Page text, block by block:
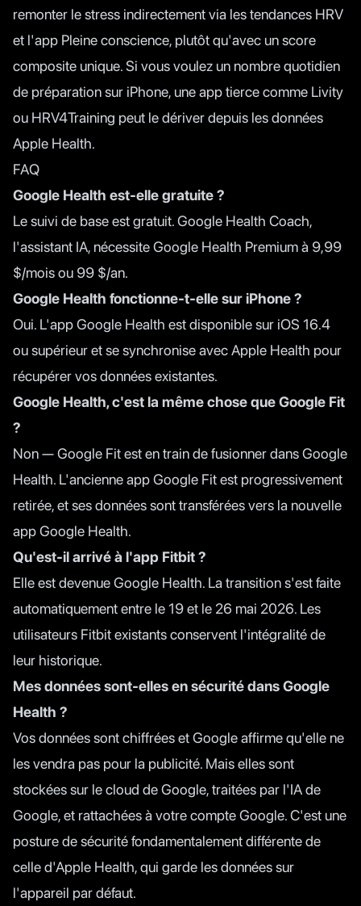
remonter le stress indirectement via les tendances HRV
et l'app Pleine conscience, plutôt qu'avec un score
composite unique. Si vous voulez un nombre quotidien
de préparation sur iPhone, une app tierce comme Livity
ou HRV4Training peut le dériver depuis les données
Apple Health.
FAQ
Google Health est-elle gratuite ?
Le suivi de base est gratuit. Google Health Coach,
l'assistant IA, nécessite Google Health Premium à 9,99
$/mois ou 99 $/an.
Google Health fonctionne-t-elle sur iPhone ?
Oui. L'app Google Health est disponible sur iOS 16.4
ou supérieur et se synchronise avec Apple Health pour
récupérer vos données existantes.
Google Health, c'est la même chose que Google Fit
?
Non — Google Fit est en train de fusionner dans Google
Health. L'ancienne app Google Fit est progressivement
retirée, et ses données sont transférées vers la nouvelle
app Google Health.
Qu'est-il arrivé à l'app Fitbit ?
Elle est devenue Google Health. La transition s'est faite
automatiquement entre le 19 et le 26 mai 2026. Les
utilisateurs Fitbit existants conservent l'intégralité de
leur historique.
Mes données sont-elles en sécurité dans Google
Health ?
Vos données sont chiffrées et Google affirme qu'elle ne
les vendra pas pour la publicité. Mais elles sont
stockées sur le cloud de Google, traitées par l'IA de
Google, et rattachées à votre compte Google. C'est une
posture de sécurité fondamentalement différente de
celle d'Apple Health, qui garde les données sur
l'appareil par défaut.